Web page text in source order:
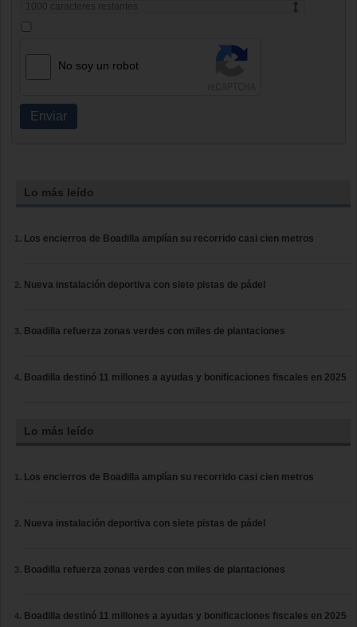
caracteres restantes
No soy un robot
Enviar
Lo más leído
Los encierros de Boadilla amplían su recorrido casi cien metros
Nueva instalación deportiva con siete pistas de pádel
Boadilla refuerza zonas verdes con miles de plantaciones
Boadilla destinó 11 millones a ayudas y bonificaciones fiscales en 2025
Lo más leído
Los encierros de Boadilla amplían su recorrido casi cien metros
Nueva instalación deportiva con siete pistas de pádel
Boadilla refuerza zonas verdes con miles de plantaciones
Boadilla destinó 11 millones a ayudas y bonificaciones fiscales en 2025